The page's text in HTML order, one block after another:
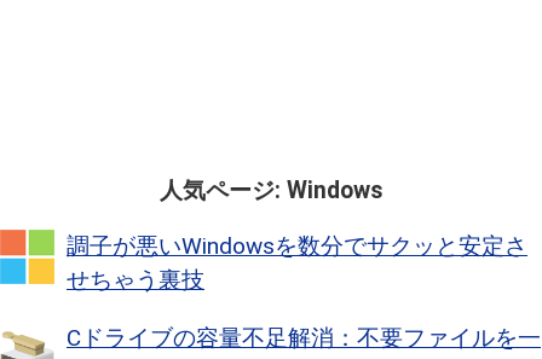
人気ページ: Windows
調子が悪いWindowsを数分でサクッと安定さ
せちゃう裏技
Cドライブの容量不足解消：不要ファイルを一